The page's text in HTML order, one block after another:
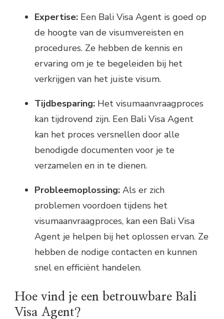
Expertise: Een Bali Visa Agent is goed op
de hoogte van de visumvereisten en
procedures. Ze hebben de kennis en
ervaring om je te begeleiden bij het
verkrijgen van het juiste visum.
Tijdbesparing: Het visumaanvraagproces
kan tijdrovend zijn. Een Bali Visa Agent
kan het proces versnellen door alle
benodigde documenten voor je te
verzamelen en in te dienen.
Probleemoplossing: Als er zich
problemen voordoen tijdens het
visumaanvraagproces, kan een Bali Visa
Agent je helpen bij het oplossen ervan. Ze
hebben de nodige contacten en kunnen
snel en efficiënt handelen.
Hoe vind je een betrouwbare Bali
Visa Agent?